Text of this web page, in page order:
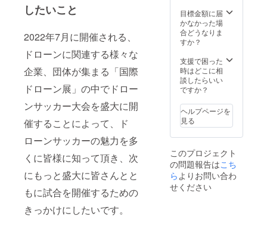
したいこと
2022年7月に開催される、
ドローンに関連する様々な
企業、団体が集まる「国際
ドローン展」の中でドロー
ンサッカー大会を盛大に開
催することによって、ド
ローンサッカーの魅力を多
くに皆様に知って頂き、次
にもっと盛大に皆さんとと
もに試合を開催するための
きっかけにしたいです。
践して
いる上
達のた
ど、内
容は盛
りだく
さん
画は実
際の試
合が多
く題材
ており
実践的
な内容
になっ
ていま
きな時
に味わ
うこと
が可能
※サイト
の仕様
上、お
届け予
2022年
8月と
なって
おりま
2022年
12月末
日まで
とさせ
ていた
実績が
ござい
ます）
※以下の
ついて
は、サ
イトの
字数の
「個
人：
50000
円コー
ところ
をご参
照くだ
さい。
【DEC
が着用
するＴ
シャツ
に企業
示させ
ていた
だきま
す。金
小に
よって
サイズ
が異な
す。
【ド
ローン
サッ
カー機
名掲載
につい
て】 選
手や来
観客に
配布す
る競技
紹介パ
企業名
を掲載
いたし
ます。
トに企
業看板
掲示、
スタッ
フTシャ
知動画
に企業
名掲
示、試
ジェス
ト動画
に企業
名掲示
ローン
サッ
カー機
体提
相談
チーム
結成な
ど、お
気軽に
目標金額に届
かなかった場
合どうなりま
すか？
支援で困った
時はどこに相
談したらいい
ですか？
ヘルプページを
見る
このプロジェクト
の問題報告はこち
らよりお問い合わ
せください